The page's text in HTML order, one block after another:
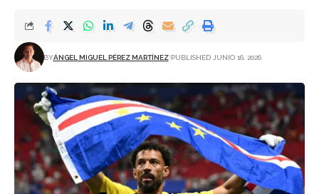
BYÁNGEL MIGUEL PÉREZ MARTÍNEZ PUBLISHED JUNIO 16, 2026